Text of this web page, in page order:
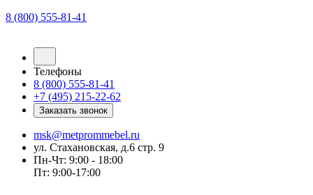
8 (800) 555-81-41
Телефоны
8 (800) 555-81-41
+7 (495) 215-22-62
Заказать звонок
msk@metprommebel.ru
ул. Стахановская, д.6 стр. 9
Пн-Чт: 9:00 - 18:00
Пт: 9:00-17:00